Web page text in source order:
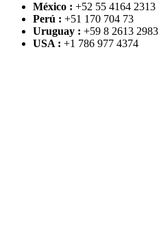
México : +52 55 4164 2313
Perú : +51 170 704 73
Uruguay : +59 8 2613 2983
USA : +1 786 977 4374